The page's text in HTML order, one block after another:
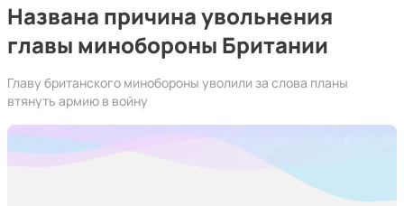
Названа причина увольнения
главы минобороны Британии
Главу британского минобороны уволили за слова планы
втянуть армию в войну